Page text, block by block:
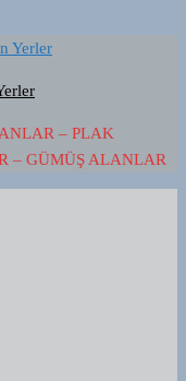
– PLAK
– GÜMÜŞ ALANLAR